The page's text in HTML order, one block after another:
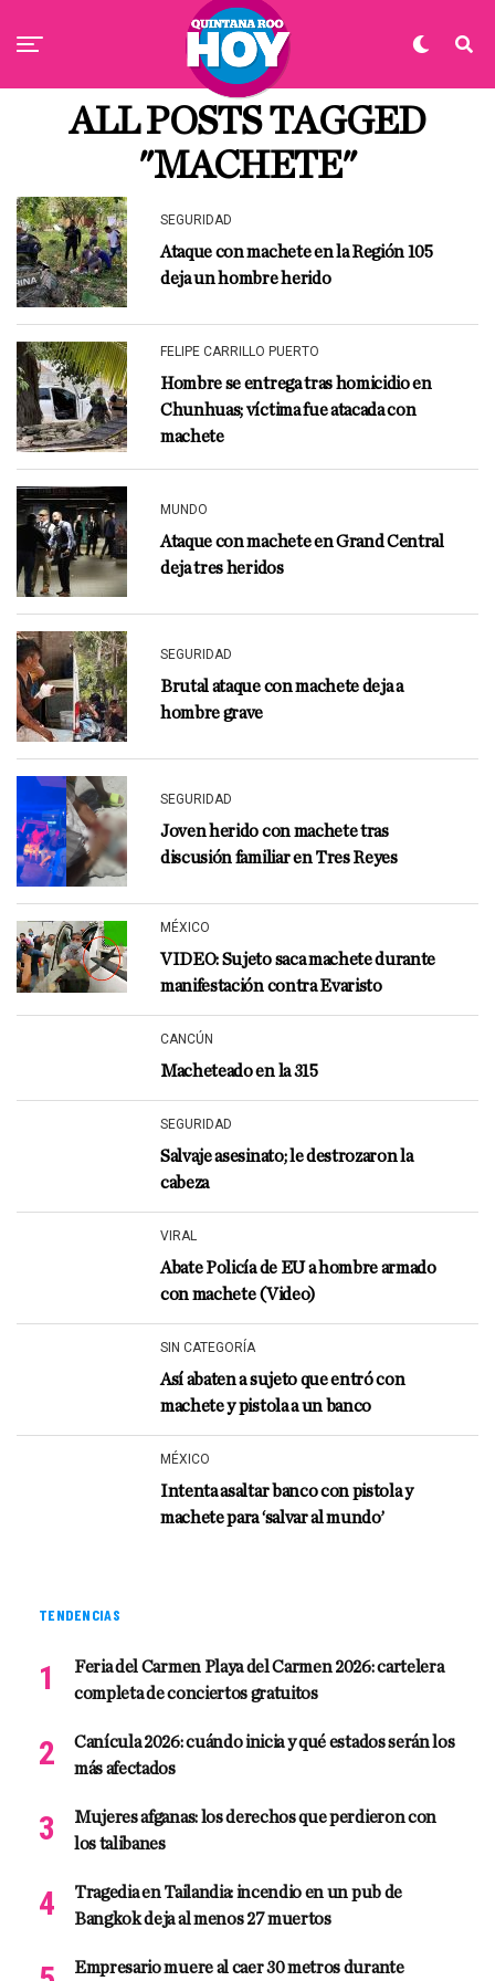
ALL POSTS TAGGED
"MACHETE"
SEGURIDAD
Ataque con machete en la Región 105
deja un hombre herido
FELIPE CARRILLO PUERTO
Hombre se entrega tras homicidio en
Chunhuas; víctima fue atacada con
machete
MUNDO
Ataque con machete en Grand Central
deja tres heridos
SEGURIDAD
Brutal ataque con machete deja a
hombre grave
SEGURIDAD
Joven herido con machete tras
discusión familiar en Tres Reyes
MÉXICO
VIDEO: Sujeto saca machete durante
manifestación contra Evaristo
CANCÚN
Macheteado en la 315
SEGURIDAD
Salvaje asesinato; le destrozaron la
cabeza
VIRAL
Abate Policía de EU a hombre armado
con machete (Video)
SIN CATEGORÍA
Así abaten a sujeto que entró con
machete y pistola a un banco
MÉXICO
Intenta asaltar banco con pistola y
machete para ‘salvar al mundo’
TENDENCIAS
Feria del Carmen Playa del Carmen 2026: cartelera
completa de conciertos gratuitos
Canícula 2026: cuándo inicia y qué estados serán los
más afectados
Mujeres afganas: los derechos que perdieron con
los talibanes
Tragedia en Tailandia: incendio en un pub de
Bangkok deja al menos 27 muertos
Empresario muere al caer 30 metros durante